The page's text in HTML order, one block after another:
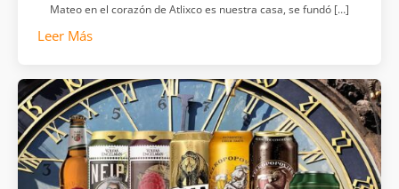
Mateo en el corazón de Atlixco es nuestra casa, se fundó […]
Leer Más